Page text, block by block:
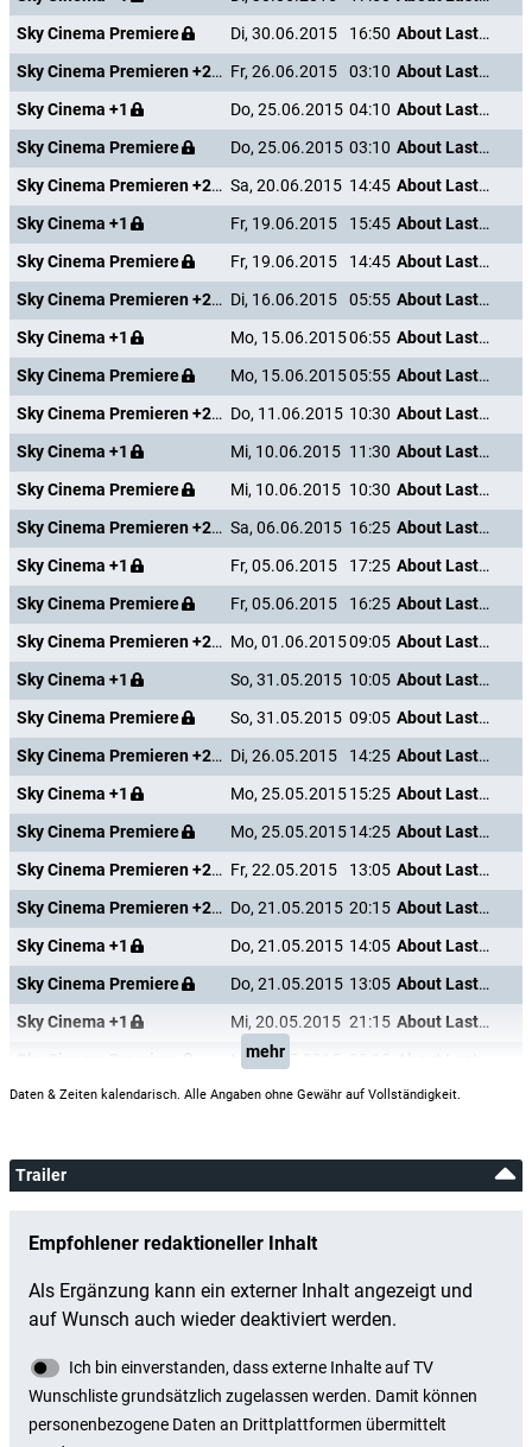
Sky Cinema Premiere
Di, 30.06.2015 16:50
About Last Night
Sky Cinema Premieren +24 Fr, 26.06.2015 03:10
About Last Night
Sky Cinema +1
Do, 25.06.2015 04:10
About Last Night
Sky Cinema Premiere
Do, 25.06.2015 03:10
About Last Night
Sky Cinema Premieren +24 Sa, 20.06.2015 14:45
About Last Night
Sky Cinema +1
Fr, 19.06.2015 15:45
About Last Night
Sky Cinema Premiere
Fr, 19.06.2015 14:45
About Last Night
Sky Cinema Premieren +24 Di, 16.06.2015 05:55
About Last Night
Sky Cinema +1
Mo, 15.06.201506:55
About Last Night
Sky Cinema Premiere
Mo, 15.06.201505:55
About Last Night
Sky Cinema Premieren +24 Do, 11.06.2015 10:30
About Last Night
Sky Cinema +1
Mi, 10.06.2015 11:30
About Last Night
Sky Cinema Premiere
Mi, 10.06.2015 10:30
About Last Night
Sky Cinema Premieren +24 Sa, 06.06.2015 16:25
About Last Night
Sky Cinema +1
Fr, 05.06.2015 17:25
About Last Night
Sky Cinema Premiere
Fr, 05.06.2015 16:25
About Last Night
Sky Cinema Premieren +24 Mo, 01.06.201509:05
About Last Night
Sky Cinema +1
So, 31.05.2015 10:05
About Last Night
Sky Cinema Premiere
So, 31.05.2015 09:05
About Last Night
Sky Cinema Premieren +24 Di, 26.05.2015 14:25
About Last Night
Sky Cinema +1
Mo, 25.05.201515:25
About Last Night
Sky Cinema Premiere
Mo, 25.05.201514:25
About Last Night
Sky Cinema Premieren +24 Fr, 22.05.2015 13:05
About Last Night
Sky Cinema Premieren +24 Do, 21.05.2015 20:15
About Last Night
Sky Cinema +1
Do, 21.05.2015 14:05
About Last Night
Sky Cinema Premiere
Do, 21.05.2015 13:05
About Last Night
Sky Cinema +1
Mi, 20.05.2015 21:15
About Last Night
Mi, 20.05.2015
mehr
Daten & Zeiten kalendarisch. Alle Angaben ohne Gewähr auf Vollständigkeit.
Trailer